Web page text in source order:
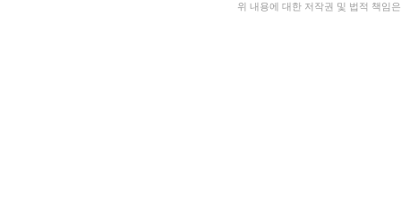
위 내용에 대한 저작권 및 법적 책임